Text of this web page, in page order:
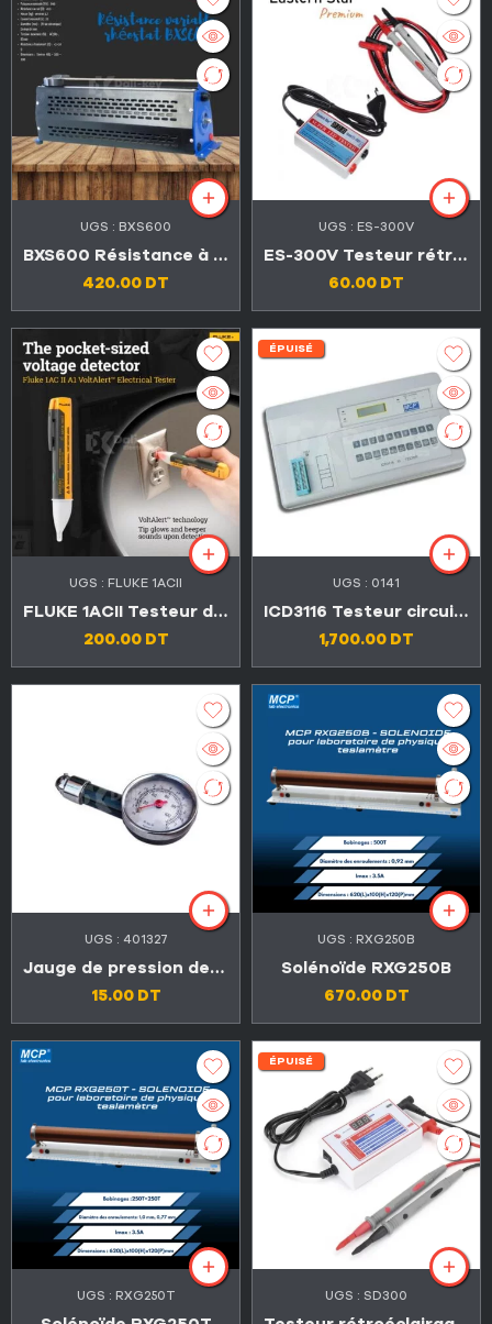
UGS : BXS600
BXS600 Résistance à glissière
420.00 DT
UGS : ES-300V
ES-300V Testeur rétroéclairage LED TV 300V
60.00 DT
UGS : FLUKE 1ACII
FLUKE 1ACII Testeur de tension sans contact 1000V
200.00 DT
ÉPUISÉ
UGS : 0141
ICD3116 Testeur circuit intégré
1,700.00 DT
UGS : 401327
Jauge de pression des pneus
15.00 DT
UGS : RXG250B
Solénoïde RXG250B
670.00 DT
UGS : RXG250T
ÉPUISÉ
UGS : SD300